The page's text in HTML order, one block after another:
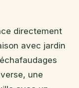
directement
avec jardin
une